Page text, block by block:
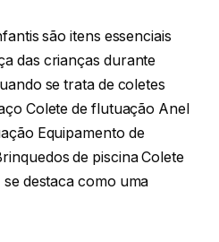
são itens essenciais
das crianças durante
se trata de coletes
Colete de flutuação Anel
Equipamento de
de piscina Colete
destaca como uma